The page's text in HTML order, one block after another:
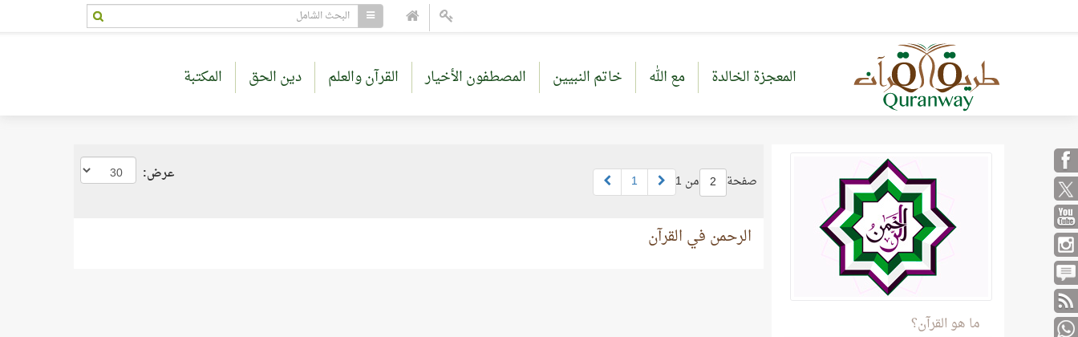
المعجزة الخالدة مع الله خاتم النبيين المصطفون الأخيار القرآن والعلم دين الحق المكتبة
ما هو القرآن؟
صفحة 2 من 1 1 عرض:
الرحمن في القرآن